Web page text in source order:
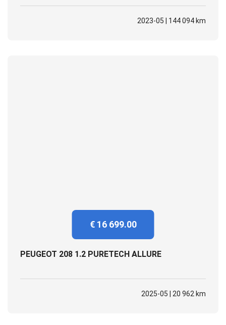
2023-05 | 144 094 km
€ 16 699.00
PEUGEOT 208 1.2 PURETECH ALLURE
2025-05 | 20 962 km